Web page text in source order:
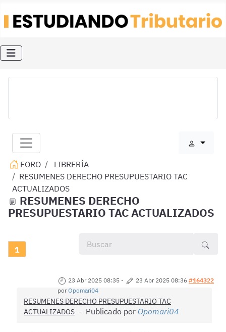
FORO
LIBRERÍA
RESUMENES DERECHO PRESUPUESTARIO TAC
ACTUALIZADOS
RESUMENES DERECHO
PRESUPUESTARIO TAC ACTUALIZADOS
1
23 Abr 2025 08:35 - 23 Abr 2025 08:36 #164322
porOpomari04
RESUMENES DERECHO PRESUPUESTARIO TAC
ACTUALIZADOS
Publicado por Opomari04